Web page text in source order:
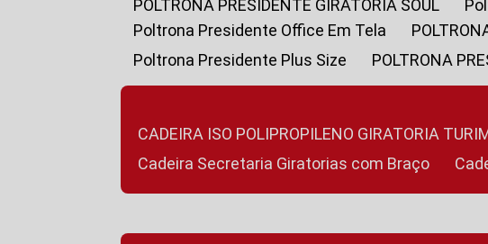
POLTRONA PRESIDENTE GIRATÓRIA SOUL
Poltrona Presidente Office Em Tela
Poltrona Presidente Plus Size
POLTRONA
CADEIRA ISO POLIPROPILENO GIRATORIA
Cadeira Secretaria Giratorias com Braço